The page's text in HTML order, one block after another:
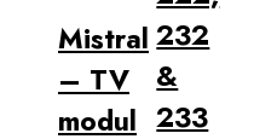
Mistral
– TV
modul
232
&
233